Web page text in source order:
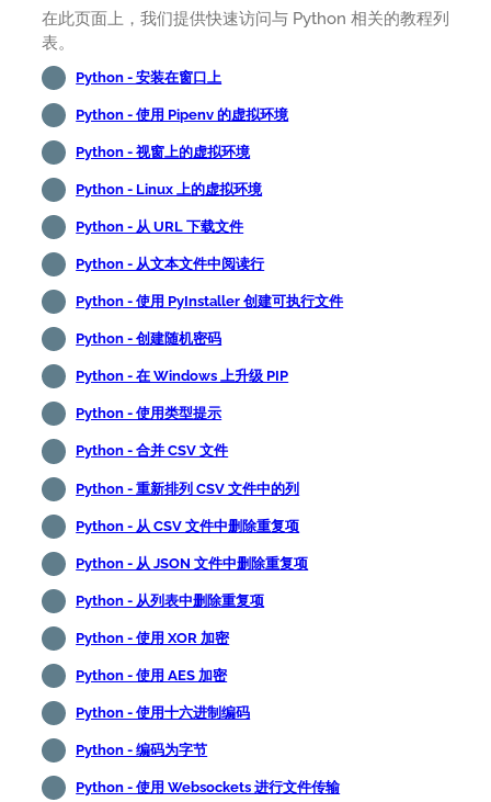
在此页面上，我们提供快速访问与 Python 相关的教程列
表。
Python - 安装在窗口上
Python - 使用 Pipenv 的虚拟环境
Python - 视窗上的虚拟环境
Python - Linux 上的虚拟环境
Python - 从 URL 下载文件
Python - 从文本文件中阅读行
Python - 使用 PyInstaller 创建可执行文件
Python - 创建随机密码
Python - 在 Windows 上升级 PIP
Python - 使用类型提示
Python - 合并 CSV 文件
Python - 重新排列 CSV 文件中的列
Python - 从 CSV 文件中删除重复项
Python - 从 JSON 文件中删除重复项
Python - 从列表中删除重复项
Python - 使用 XOR 加密
Python - 使用 AES 加密
Python - 使用十六进制编码
Python - 编码为字节
Python - 使用 Websockets 进行文件传输